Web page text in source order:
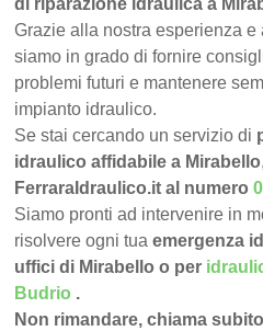
di riparazione idraulica a
Grazie alla nostra esperienza e
siamo in grado di fornire
problemi futuri e mantenere
impianto idraulico.
Se stai cercando un servizio di
idraulico affidabile a Mirabello
FerraraIdraulico.it al numero
Siamo pronti ad intervenire in
risolvere ogni tuaemergenza
uffici di Mirabello o per
Budrio .
Non rimandare, chiama